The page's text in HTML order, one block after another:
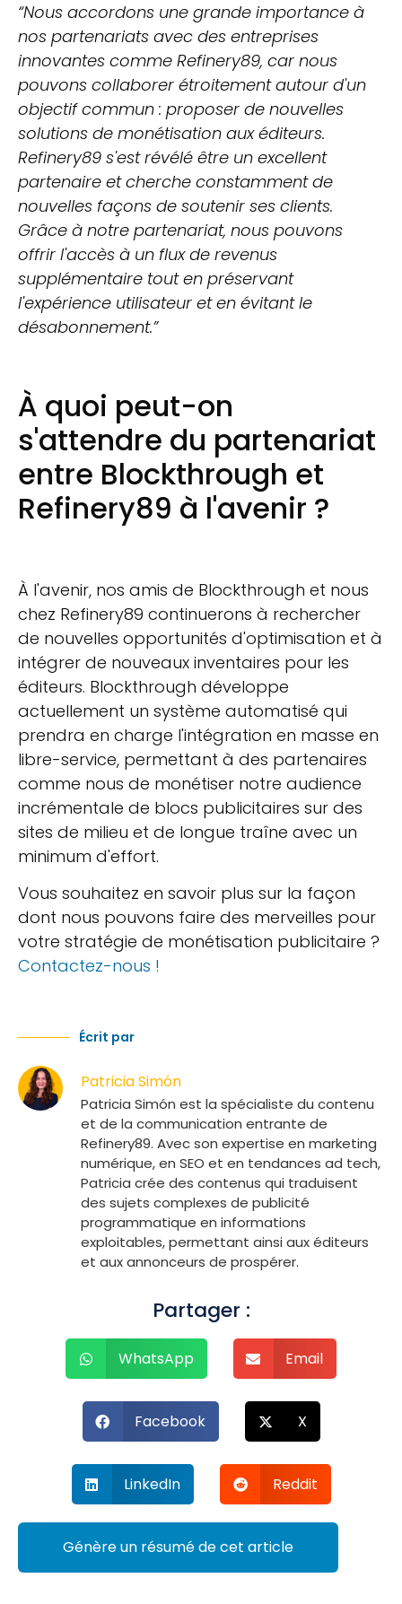
“Nous accordons une grande importance à
nos partenariats avec des entreprises
innovantes comme Refinery89, car nous
pouvons collaborer étroitement autour d'un
objectif commun : proposer de nouvelles
solutions de monétisation aux éditeurs.
Refinery89 s'est révélé être un excellent
partenaire et cherche constamment de
nouvelles façons de soutenir ses clients.
Grâce à notre partenariat, nous pouvons
offrir l'accès à un flux de revenus
supplémentaire tout en préservant
l'expérience utilisateur et en évitant le
désabonnement.”
À quoi peut-on
s'attendre du partenariat
entre Blockthrough et
Refinery89 à l'avenir ?
À l'avenir, nos amis de Blockthrough et nous
chez Refinery89 continuerons à rechercher
de nouvelles opportunités d'optimisation et à
intégrer de nouveaux inventaires pour les
éditeurs. Blockthrough développe
actuellement un système automatisé qui
prendra en charge l'intégration en masse en
libre-service, permettant à des partenaires
comme nous de monétiser notre audience
incrémentale de blocs publicitaires sur des
sites de milieu et de longue traîne avec un
minimum d'effort.
Vous souhaitez en savoir plus sur la façon
dont nous pouvons faire des merveilles pour
votre stratégie de monétisation publicitaire ?
Contactez-nous !
Écrit par
Patricia Simón
Patricia Simón est la spécialiste du contenu
et de la communication entrante de
Refinery89. Avec son expertise en marketing
numérique, en SEO et en tendances ad tech,
Patricia crée des contenus qui traduisent
des sujets complexes de publicité
programmatique en informations
exploitables, permettant ainsi aux éditeurs
et aux annonceurs de prospérer.
Partager :
WhatsApp Email
Facebook X
LinkedIn Reddit
Génère un résumé de cet article